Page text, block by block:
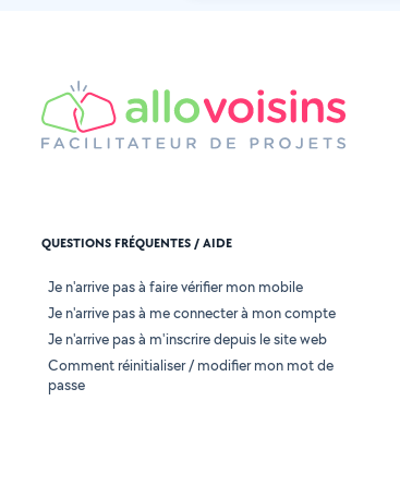
QUESTIONS FRÉQUENTES / AIDE
Je n'arrive pas à faire vérifier mon mobile
Je n'arrive pas à me connecter à mon compte
Je n'arrive pas à m'inscrire depuis le site web
Comment réinitialiser / modifier mon mot de
passe